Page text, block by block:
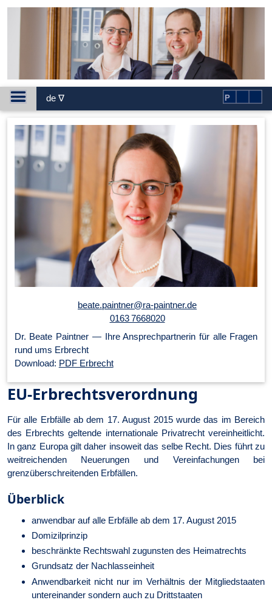
de ∇ P
beate.paintner@ra-paintner.de
0163 7668020
Dr. Beate Paintner — Ihre An­sprech­part­ner­in für alle Fragen
rund ums Erbrecht
Download: PDF Erbrecht
EU-Erbrechtsverordnung
Für alle Erbfälle ab dem 17. August 2015 wurde das im Bereich
des Erbrechts geltende internationale Privatrecht vereinheitlicht.
In ganz Europa gilt daher insoweit das selbe Recht. Dies führt zu
weitreichenden Neuerungen und Vereinfachungen bei
grenzüberschreitenden Erbfällen.
Überblick
anwendbar auf alle Erbfälle ab dem 17. August 2015
Domizilprinzip
beschränkte Rechtswahl zugunsten des Heimatrechts
Grundsatz der Nachlasseinheit
Anwendbarkeit nicht nur im Verhältnis der Mitgliedstaaten
untereinander sondern auch zu Drittstaaten